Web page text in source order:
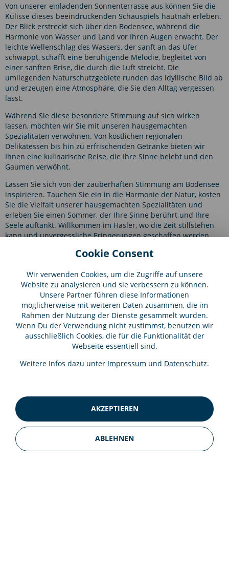
Von unserer einladenden Sonnenterrasse aus können Sie die
Kulisse dieses beeindruckenden Schauspiels hautnah erleben.
Der Blick erstreckt sich über den Bodensee, während die
Harmonie von Wasser und Land vor Ihren Augen erwacht. Der
leichte Wellenschlag des Wassers, der sanft an das Ufer
schwappt, schafft eine beruhigende Melodie, begleitet von
einer sanften Brise, die durch die Luft streicht. Die
umliegenden Naturschutzgebiete runden das idyllische Bild ab
und erzeugen eine Atmosphäre, die Sie den Alltag vergessen
lässt.
Während Sie diese besondere Stimmung auf sich wirken
lassen, möchten wir Sie mit unseren hausgemachten
Spezialitäten verwöhnen. Von köstlichen regionalen
Delikatessen bis hin zu erfrischenden Getränke bieten wir
Ihnen eine kulinarische Reise, die Ihre Sinne belebt und den
Gaumen verwöhnt.
Lassen Sie sich von der zauberhaften Stimmung am Bodensee
inspirieren. Tauchen Sie ein in die Harmonie der Natur, kosten
Sie die Vielfalt unserer hausgemachten Spezialitäten und
erleben Sie einen Sommer, der Ihre Sinne berührt und Ihre
Seele auftankt. Willkommen im Hasler, wo die Zeit stillstehen
kann und unvergessliche Erinnerungen geschaffen werden.
HASLER
Kaiserpfalzstraße 65
78351 Bodman-Ludwigshafen
Deutschland
info@cafe-hasler.de
Startseite
Zimmer
Cookie Consent
Wir verwenden Cookies, um die Zugriffe auf unsere
Website zu analysieren und sie verbessern zu können.
Unsere Partner führen diese Informationen
möglicherweise mit weiteren Daten zusammen, die im
Rahmen der Nutzung der Dienste gesammelt wurden.
Wenn Du der Verwendung nicht zustimmst, benutzen wir
ausschließlich Cookies, die für die Funktionalität der
Webseite essentiell sind.
Weitere Infos dazu unter Impressum und Datenschutz.
AKZEPTIEREN
ABLEHNEN